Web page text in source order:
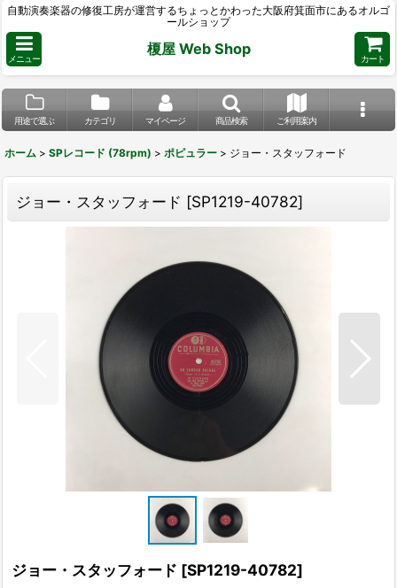
自動演奏楽器の修復工房が運営するちょっとかわった大阪府箕面市にあるオルゴ
ールショップ
メニュー
榎屋 Web Shop
カート
用途で選ぶ カテゴリ マイページ 商品検索 ご利用案内
ホーム > SPレコード (78rpm) > ポピュラー > ジョー・スタッフォード
ジョー・スタッフォード [SP1219-40782]
ジョー・スタッフォード [SP1219-40782]